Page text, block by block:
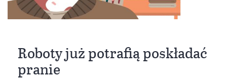
Roboty już potrafią poskładać
pranie